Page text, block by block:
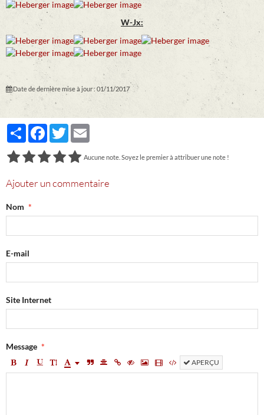
W-Jx:
Date de dernière mise à jour : 01/11/2017
PartagerFacebook
Twitter
Aucune note. Soyez le premier à attribuer une note !
Ajouter un commentaire
Nom
E-mail
Site Internet
Message
APERÇU